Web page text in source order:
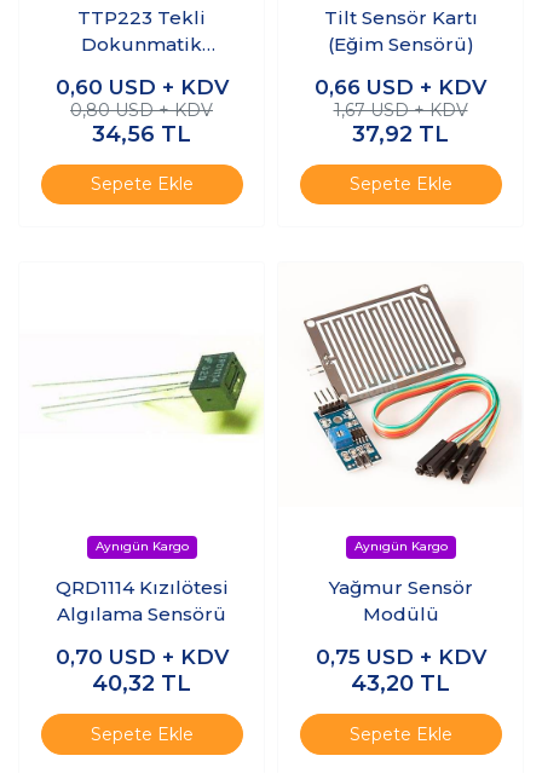
TTP223 Tekli
Dokunmatik
Touch Switch
0,60 USD + KDV
0,80 USD + KDV
34,56 TL
Sepete Ekle
Tilt Sensör Kartı
(Eğim Sensörü)
0,66 USD + KDV
1,67 USD + KDV
37,92 TL
Sepete Ekle
QRD1114 Kızılötesi
Algılama Sensörü
0,70 USD + KDV
40,32 TL
Sepete Ekle
Yağmur Sensör
Modülü
0,75 USD + KDV
43,20 TL
Sepete Ekle